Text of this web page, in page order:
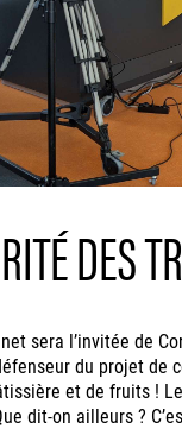
DES
sera l’invitée de
du projet
et de fruits !
dit-on ailleurs ?